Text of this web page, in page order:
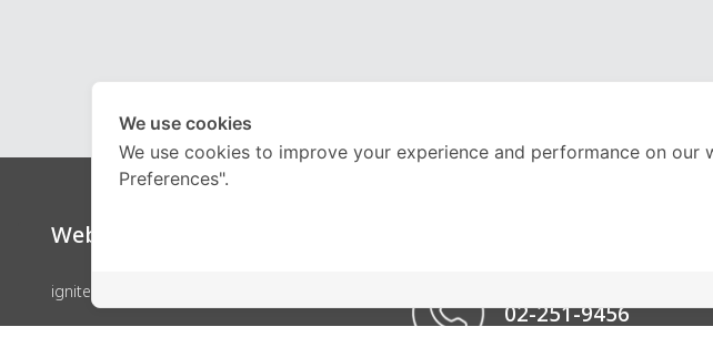
Website
ignite by OnDemand
02-251-9456
We use cookies
We use cookies to improve your experience and performance on
Preferences".